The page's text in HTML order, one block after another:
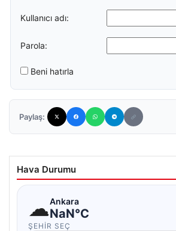
Kullanıcı adı:
Parola:
Beni hatırla
Paylaş:
Hava Durumu
☁Ankara
NaN°C
ŞEHIR SEÇ